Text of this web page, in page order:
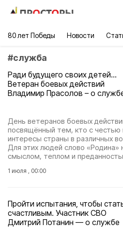
80 лет Победы Новости
#служба
Ради будущего своих детей…
Ветеран боевых действий
Владимир Прасолов – о
День ветеранов боевых
посвящённый тем, кто с честью
интересы страны в различных
Для этих людей слово «Родина»
смыслом, теплом и
1 июля , 00:00
Пройти испытания, чтобы
счастливым. Участник СВО
Дмитрий Потанин — о службе